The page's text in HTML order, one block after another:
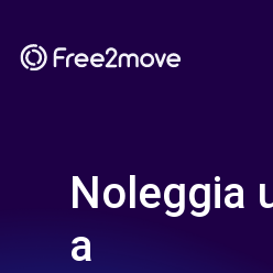
Noleggia
a